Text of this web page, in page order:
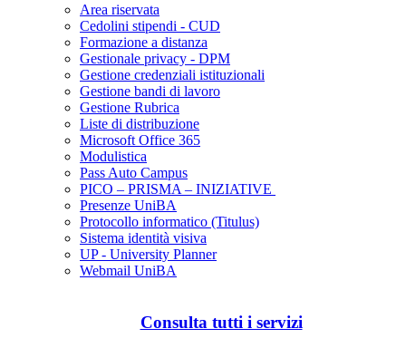
Area riservata
Cedolini stipendi - CUD
Formazione a distanza
Gestionale privacy - DPM
Gestione credenziali istituzionali
Gestione bandi di lavoro
Gestione Rubrica
Liste di distribuzione
Microsoft Office 365
Modulistica
Pass Auto Campus
PICO – PRISMA – INIZIATIVE
Presenze UniBA
Protocollo informatico (Titulus)
Sistema identità visiva
UP - University Planner
Webmail UniBA
Consulta tutti i servizi